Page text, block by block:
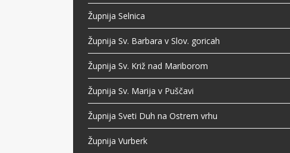
Župnija Selnica
Župnija Sv. Barbara v Slov. goricah
Župnija Sv. Križ nad Mariborom
Župnija Sv. Marija v Puščavi
Župnija Sveti Duh na Ostrem vrhu
Župnija Vurberk